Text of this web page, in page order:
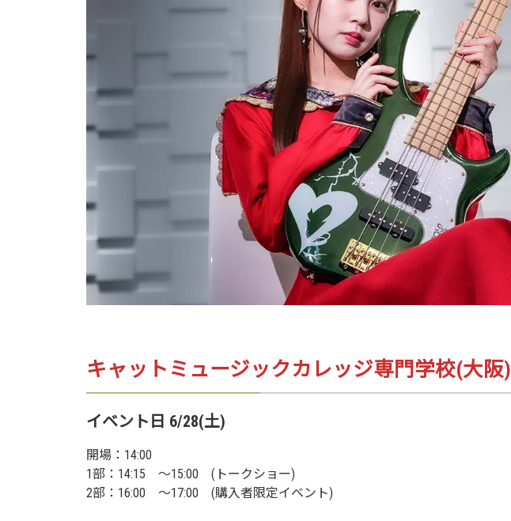
キャットミュージックカレッジ専門学校(大阪)
イベント日 6/28(土)
開場：14:00
1部：14:15 ～15:00 (トークショー)
2部：16:00 ～17:00 (購入者限定イベント)